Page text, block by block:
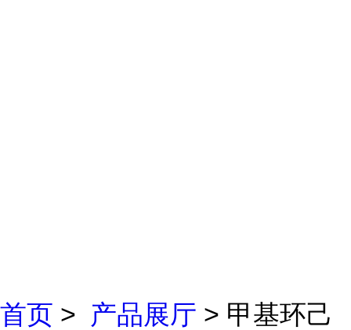
首页 > 产品展厅 > 甲基环己